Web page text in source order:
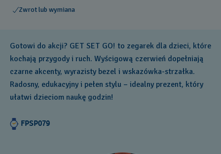
Zwrot lub wymiana
Gotowi do akcji? GET SET GO! to zegarek dla dzieci, które
kochają przygody i ruch. Wyścigową czerwień dopełniają
czarne akcenty, wyrazisty bezel i wskazówka-strzałka.
Radosny, edukacyjny i pełen stylu – idealny prezent, który
ułatwi dzieciom naukę godzin!
FPSP079